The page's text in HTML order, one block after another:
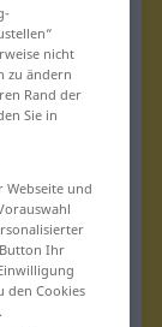
nicht
zu ändern
Rand der
Sie in
und
Ihr
den Cookies